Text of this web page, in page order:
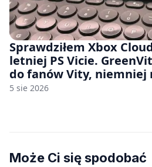
Sprawdziłem Xbox
letniej PS Vicie.
do fanów Vity, niemniej
wiele [FELIETON]
5 sie 2026
Może Ci się spodobać